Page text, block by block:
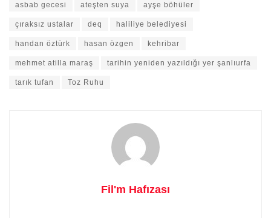
asbab gecesi ateşten suya ayşe böhüler
çıraksız ustalar deq haliliye belediyesi
handan öztürk hasan özgen kehribar
mehmet atilla maraş tarihin yeniden yazıldığı yer şanlıurfa
tarık tufan Toz Ruhu
Fil'm Hafızası